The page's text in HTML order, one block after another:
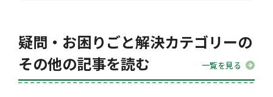
疑問・お困りごと解決カテゴリーの
その他の記事を読む
一覧を見る